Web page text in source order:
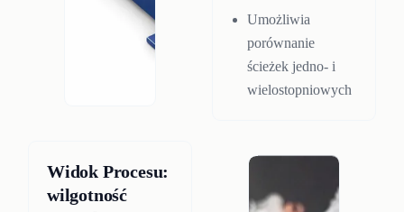
Umożliwia
porównanie
ścieżek jedno- i
wielostopniowych
Widok Procesu:
wilgotność